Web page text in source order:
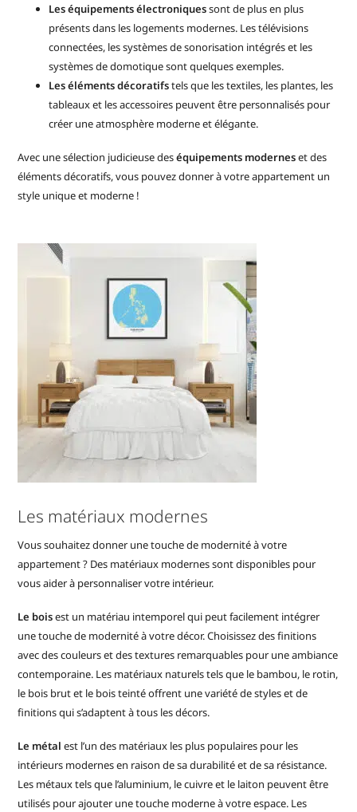
Les équipements électroniquessont de plus en plus
présents dans les logements modernes. Les télévisions
connectées, les systèmes de sonorisation intégrés et les
systèmes de domotique sont quelques exemples.
Les éléments décoratifstels que les textiles, les plantes, les
tableaux et les accessoires peuvent être personnalisés pour
créer une atmosphère moderne et élégante.
Avec une sélection judicieuse deséquipements moderneset des
éléments décoratifs, vous pouvez donner à votre appartement un
style unique et moderne !
Les matériaux modernes
Vous souhaitez donner une touche de modernité à votre
appartement ? Des matériaux modernes sont disponibles pour
vous aider à personnaliser votre intérieur.
Le boisest un matériau intemporel qui peut facilement intégrer
une touche de modernité à votre décor. Choisissez des finitions
avec des couleurs et des textures remarquables pour une ambiance
contemporaine. Les matériaux naturels tels que le bambou, le rotin,
le bois brut et le bois teinté offrent une variété de styles et de
finitions qui s’adaptent à tous les décors.
Le métal est l’un des matériaux les plus populaires pour les
intérieurs modernes en raison de sa durabilité et de sa résistance.
Les métaux tels que l’aluminium, le cuivre et le laiton peuvent être
utilisés pour ajouter une touche moderne à votre espace. Les